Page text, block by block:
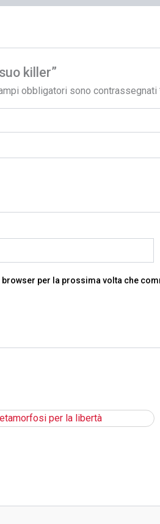
killer”
obbligatori sono contrassegnati
per la prossima volta che